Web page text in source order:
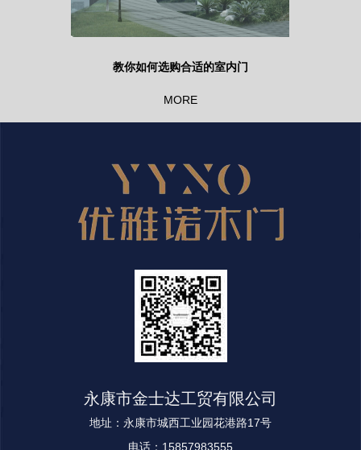
教你如何选购合适的室内门
MORE
永康市金士达工贸有限公司
地址：永康市城西工业园花港路17号
电话：15857983555